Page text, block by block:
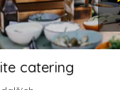
catering